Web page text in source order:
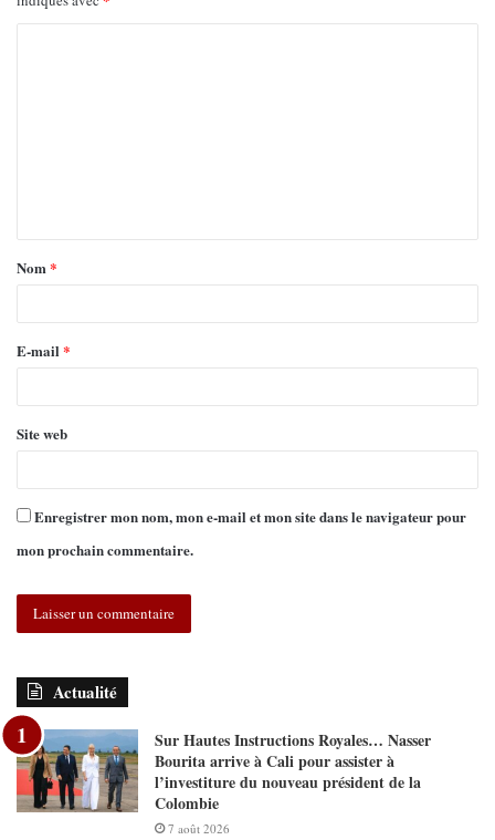
Nom*
E-mail *
Site web
Enregistrer mon nom, mon e-mail et mon site dans le navigateur pour
mon prochain commentaire.
Actualité
Sur Hautes Instructions Royales… Nasser
Bourita arrive à Cali pour assister à
l’investiture du nouveau président de la
Colombie
7 août 2026